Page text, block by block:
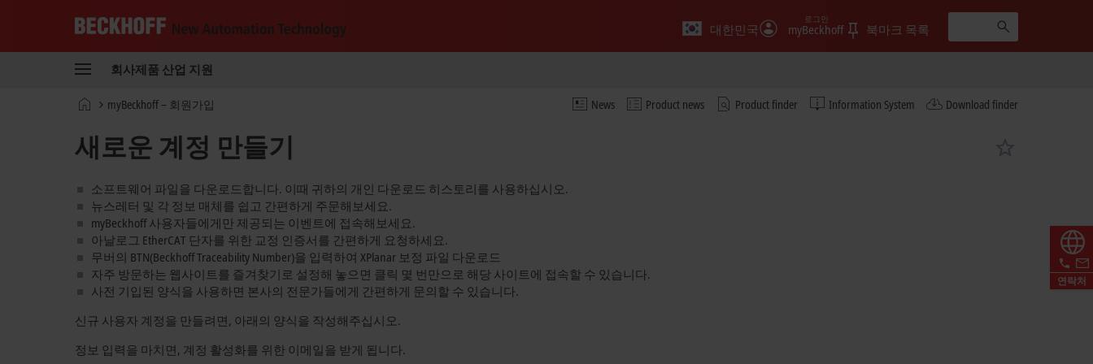
New
Technology
대한민국 myBeckhoff
로그인
북마크 목록
회사제품 산업 지원
News Product news Product finder Information System Download finder
홈
지
myBeckhoff – 회원가입
연락처
새로운 계정 만들기
소프트웨어 파일을 다운로드합니다. 이때 귀하의 개인 다운로드 히스토리를 사용하십시오.
뉴스레터 및 각 정보 매체를 쉽고 간편하게 주문해보세요.
myBeckhoff 사용자들에게만 제공되는 이벤트에 접속해보세요.
아날로그 EtherCAT 단자를 위한 교정 인증서를 간편하게 요청하세요.
무버의 BTN(Beckhoff Traceability Number)을 입력하여 XPlanar 보정 파일 다운로드
자주 방문하는 웹사이트를 즐겨찾기로 설정해 놓으면 클릭 몇 번만으로 해당 사이트에 접속할 수 있습니다.
사전 기입된 양식을 사용하면 본사의 전문가들에게 간편하게 문의할 수 있습니다.
신규 사용자 계정을 만들려면, 아래의 양식을 작성해주십시오.
정보 입력을 마치면, 계정 활성화를 위한 이메일을 받게 됩니다.